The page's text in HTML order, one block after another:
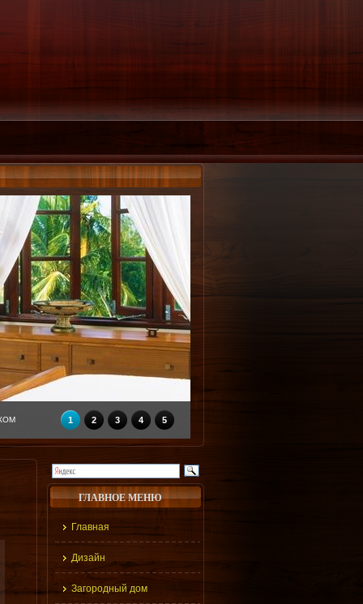
1 2 3 4 5
ГЛАВНОЕ МЕНЮ
Главная
Дизайн
Загородный дом